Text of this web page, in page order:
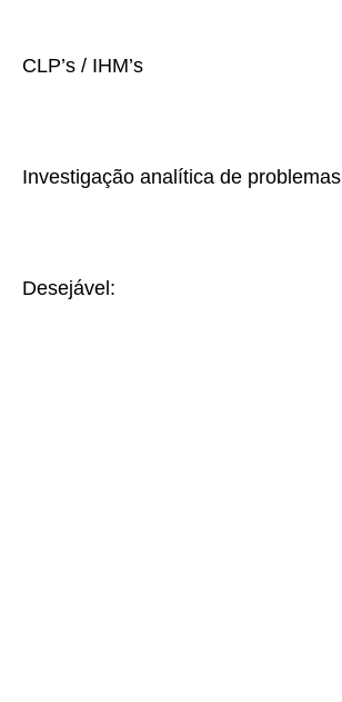
CLP’s / IHM’s
Investigação analítica de problemas
Desejável: